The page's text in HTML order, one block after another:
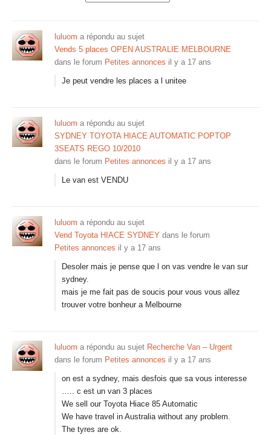
luluom a répondu au sujet
Vends 5 places OPEN AUSTRALIE MELBOURNE
dans le forum Petites annonces il y a 17 ans
Je peut vendre les places a l unitee
luluom a répondu au sujet
SYDNEY TOYOTA HIACE AUTOMATIC POPTOP
3SEATS REGO 10/2010
dans le forum Petites annonces il y a 17 ans
Le van est VENDU
luluom a répondu au sujet
Vend Toyota HIACE SYDNEY dans le forum
Petites annonces il y a 17 ans
Desoler mais je pense que l on vas vendre le van sur
sydney.
mais je me fait pas de soucis pour vous vous allez
trouver votre bonheur a Melbourne
luluom a répondu au sujet Recherche Van – Urgent
dans le forum Petites annonces il y a 17 ans
on est a sydney, mais desfois que sa vous interesse
….. c est un van 3 places
We sell our Toyota Hiace 85 Automatic
We have travel in Australia without any problem.
The tyres are ok.